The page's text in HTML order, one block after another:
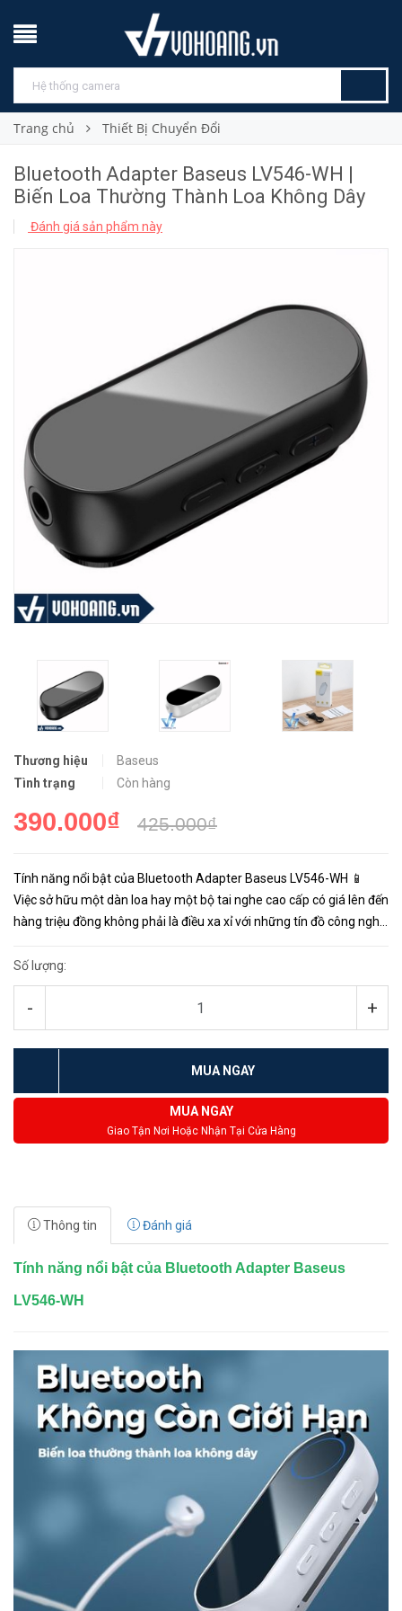
Trang chủ Thiết Bị Chuyển Đổi
Bluetooth Adapter Baseus LV546-WH |
Biến Loa Thường Thành Loa Không Dây
Đánh giá sản phẩm này
Thương hiệu
Baseus
Tình trạng
Còn hàng
390.000₫ 425.000₫
Tính năng nổi bật của Bluetooth Adapter Baseus LV546-WH 📱
Việc sở hữu một dàn loa hay một bộ tai nghe cao cấp có giá lên đến
hàng triệu đồng không phải là điều xa xỉ với những tín đồ công nghệ
Số lượng:
- +
MUA NGAY
MUA NGAY
Giao Tận Nơi Hoặc Nhận Tại Cửa Hàng
Thông tin Đánh giá
Tính năng nổi bật của Bluetooth Adapter Baseus
LV546-WH